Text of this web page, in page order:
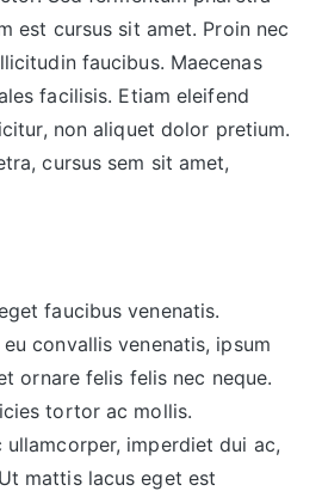
est cursus sit amet. Proin nec
faucibus. Maecenas
facilisis. Etiam eleifend
non aliquet dolor pretium.
cursus sem sit amet,
faucibus venenatis.
convallis venenatis, ipsum
ornare felis felis nec neque.
tortor ac mollis.
ullamcorper, imperdiet dui ac,
mattis lacus eget est